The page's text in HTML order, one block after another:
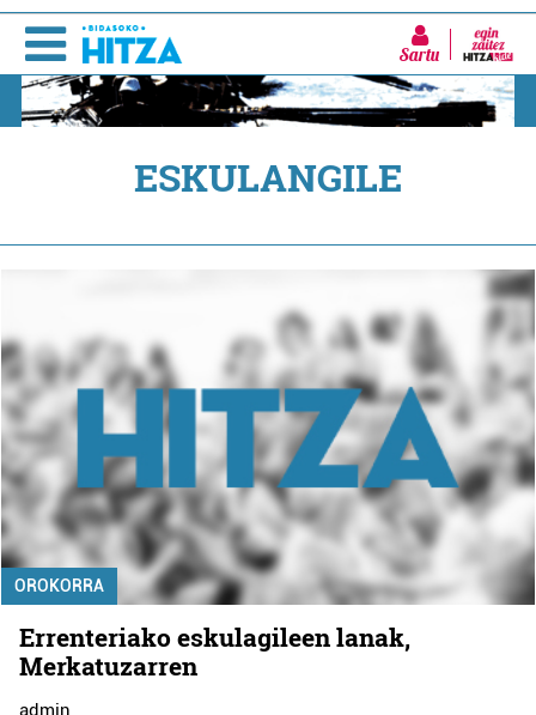
Sartu
ESKULANGILE
OROKORRA
Errenteriako eskulagileen lanak,
Merkatuzarren
admin